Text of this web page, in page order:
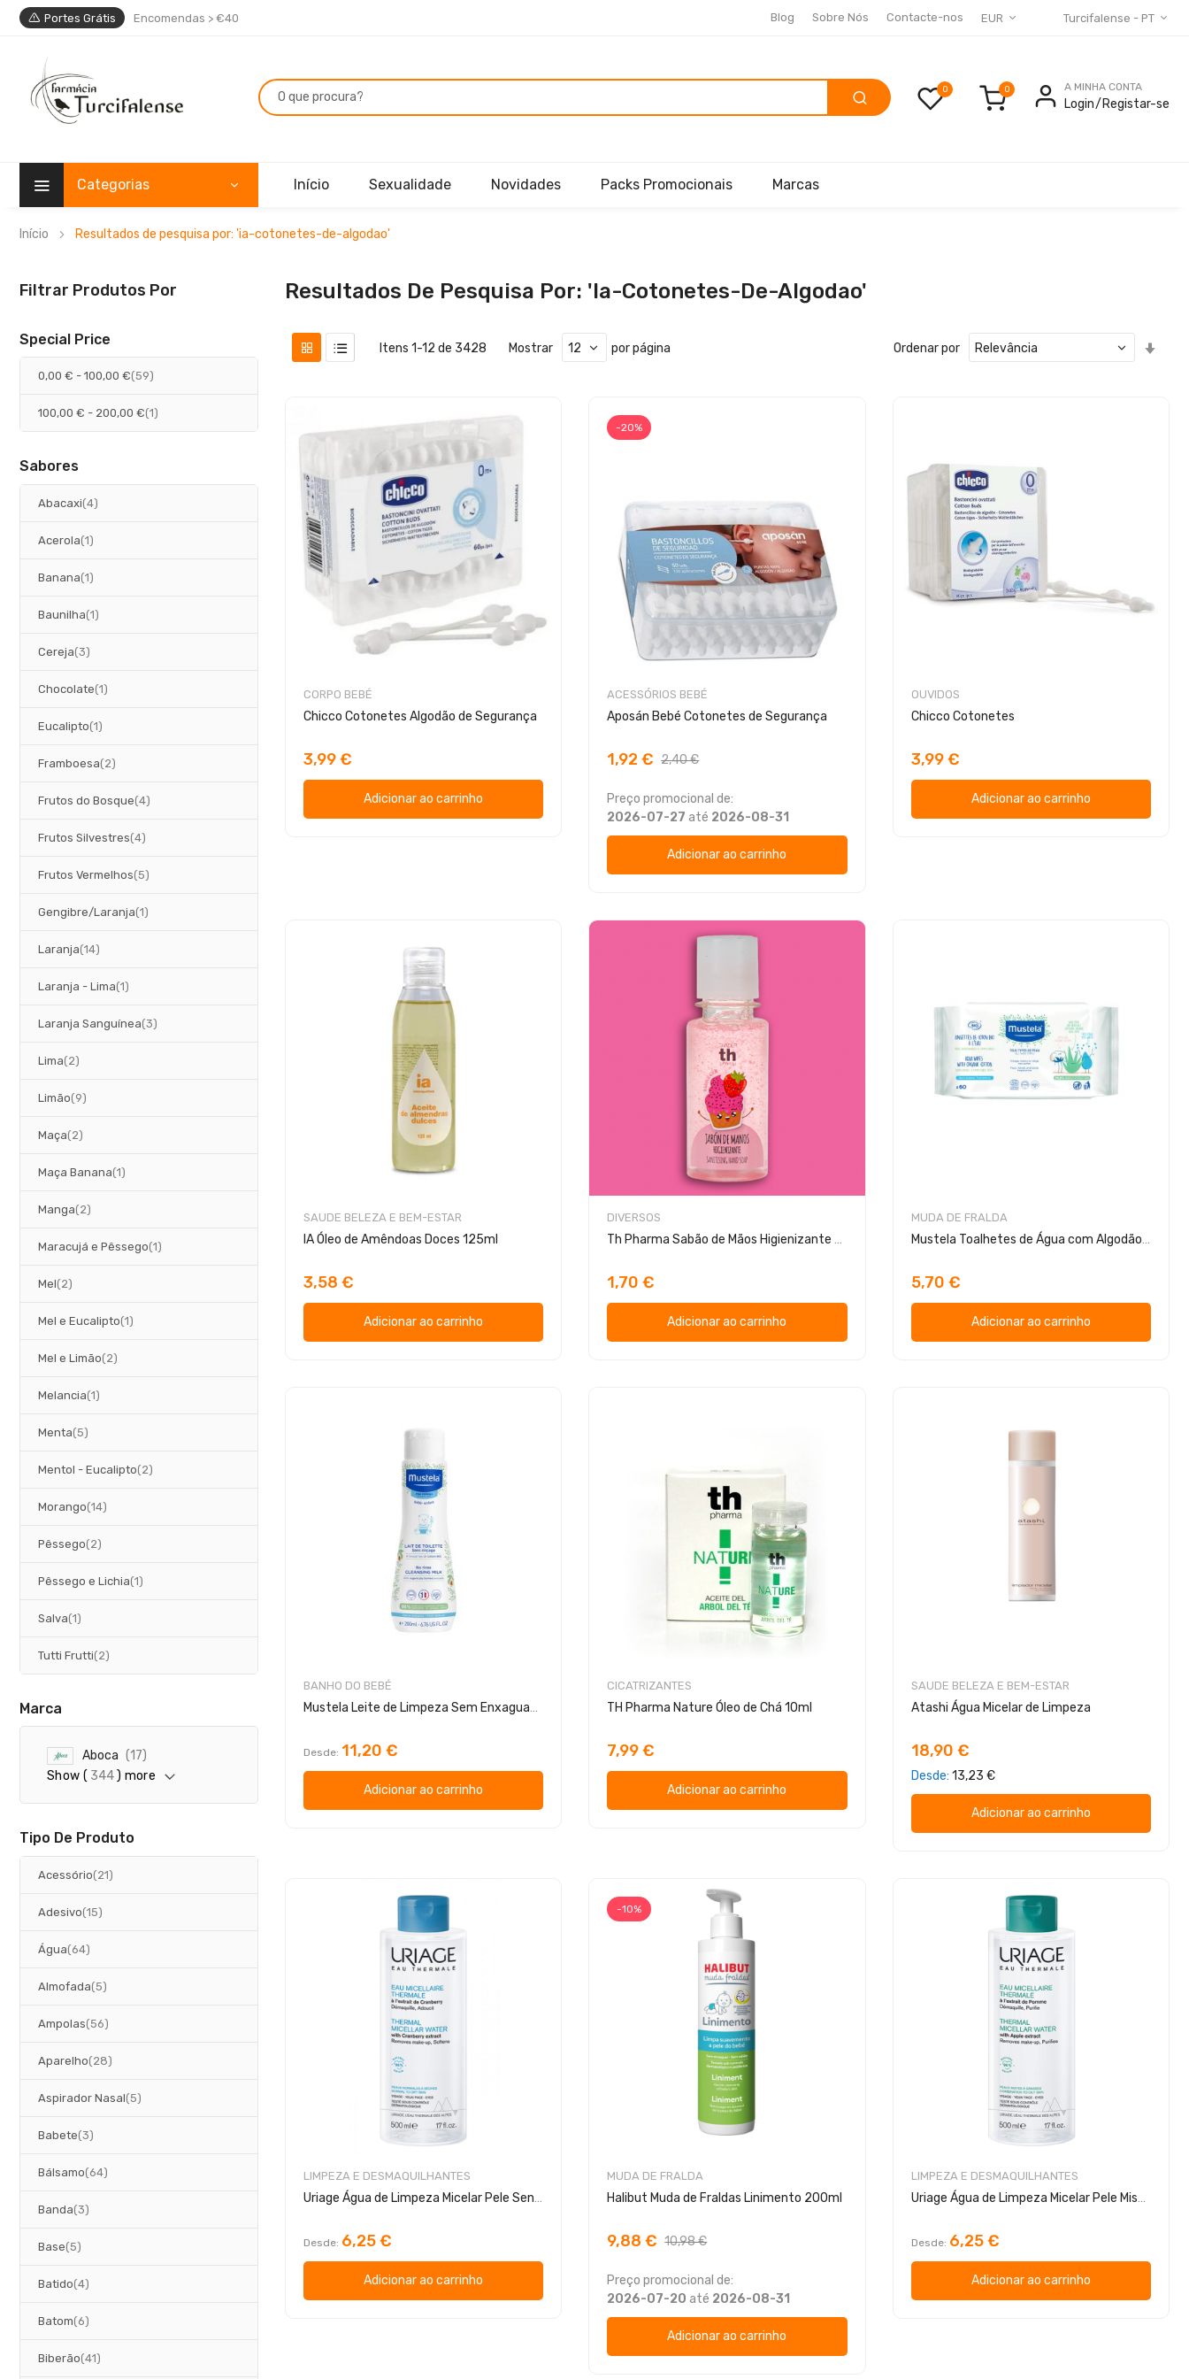
Portes Grátis Encomendas > €40 EUR Turcifalense - PT
Blog Sobre Nós Contacte-nos
0 A MINHA CONTA
Login Registar-se
Categorias Início Sexualidade Novidades Packs Promocionais Marcas
Início Resultados de pesquisa por: 'ia-cotonetes-de-algodao'
Resultados De Pesquisa Por: 'ia-Cotonetes-De-Algodao'
Itens 1-12 de 3428 Mostrar por página Ordenar por
CORPO BEBÉ
Chicco Cotonetes Algodão de Segurança
3,99 €
Adicionar ao carrinho
-20%
ACESSÓRIOS BEBÉ
Aposán Bebé Cotonetes de Segurança
1,92 € 2,40 €
Preço promocional de:
2026-07-27 até 2026-08-31
Adicionar ao carrinho
OUVIDOS
Chicco Cotonetes
3,99 €
Adicionar ao carrinho
SAUDE BELEZA E BEM-ESTAR
IA Óleo de Amêndoas Doces 125ml
3,58 €
Adicionar ao carrinho
DIVERSOS
Th Pharma Sabão de Mãos Higienizante Algodão Doce 100ml
1,70 €
Adicionar ao carrinho
MUDA DE FRALDA
Mustela Toalhetes de Água com Algodão BIO 60 Toalhitas
5,70 €
Adicionar ao carrinho
BANHO DO BEBÉ
Mustela Leite de Limpeza Sem Enxaguamento
Desde 11,20 €
Adicionar ao carrinho
CICATRIZANTES
TH Pharma Nature Óleo de Chá 10ml
7,99 €
Adicionar ao carrinho
SAUDE BELEZA E BEM-ESTAR
Atashi Água Micelar de Limpeza
18,90 €
Desde 13,23 €
Adicionar ao carrinho
LIMPEZA E DESMAQUILHANTES
Uriage Água de Limpeza Micelar Pele Sensível
Desde 6,25 €
Adicionar ao carrinho
-10%
MUDA DE FRALDA
Halibut Muda de Fraldas Linimento 200ml
9,88 € 10,98 €
Preço promocional de:
2026-07-20 até 2026-08-31
Adicionar ao carrinho
LIMPEZA E DESMAQUILHANTES
Uriage Água de Limpeza Micelar Pele Mista Oleosa
Desde 6,25 €
Adicionar ao carrinho
Filtrar Produtos Por
Special Price
0,00 € - 100,00 € 59
artigos
100,00 € - 200,00 € 1
artigo
Sabores
Abacaxi 4
artigos
Acerola 1
artigo
Banana 1
artigo
Baunilha 1
artigo
Cereja 3
artigos
Chocolate 1
artigo
Eucalipto 1
artigo
Framboesa 2
artigos
Frutos do Bosque 4
artigos
Frutos Silvestres 4
artigos
Frutos Vermelhos 5
artigos
Gengibre/Laranja 1
artigo
Laranja 14
artigos
Laranja - Lima 1
artigo
Laranja Sanguínea 3
artigos
Lima 2
artigos
Limão 9
artigos
Maça 2
artigos
Maça Banana 1
artigo
Manga 2
artigos
Maracujá e Pêssego 1
artigo
Mel 2
artigos
Mel e Eucalipto 1
artigo
Mel e Limão 2
artigos
Melancia 1
artigo
Menta 5
artigos
Mentol - Eucalipto 2
artigos
Morango 14
artigos
Pêssego 2
artigos
Pêssego e Lichia 1
artigo
Salva 1
artigo
Tutti Frutti 2
artigos
Marca
Aboca 17
r
t
Show ( 344) more
Tipo De Produto
Acessório 21
artigos
Adesivo 15
artigos
Água 64
artigos
Almofada 5
artigos
Ampolas 56
artigos
Aparelho 28
artigos
Aspirador Nasal 5
artigos
Babete 3
artigos
Bálsamo 64
artigos
Banda 3
artigos
Base 5
artigos
Batido 4
artigos
Batom 6
artigos
Biberão 41
artigos